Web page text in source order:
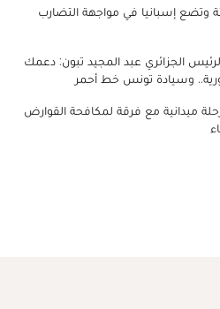
وتضع إسبانيا في مواجهة التضارب
الجزائري عبد المجيد تبون: دعمك
وسيادة تونس خط أحمر
ميدانية مع فرقة لمكافحة القوارض